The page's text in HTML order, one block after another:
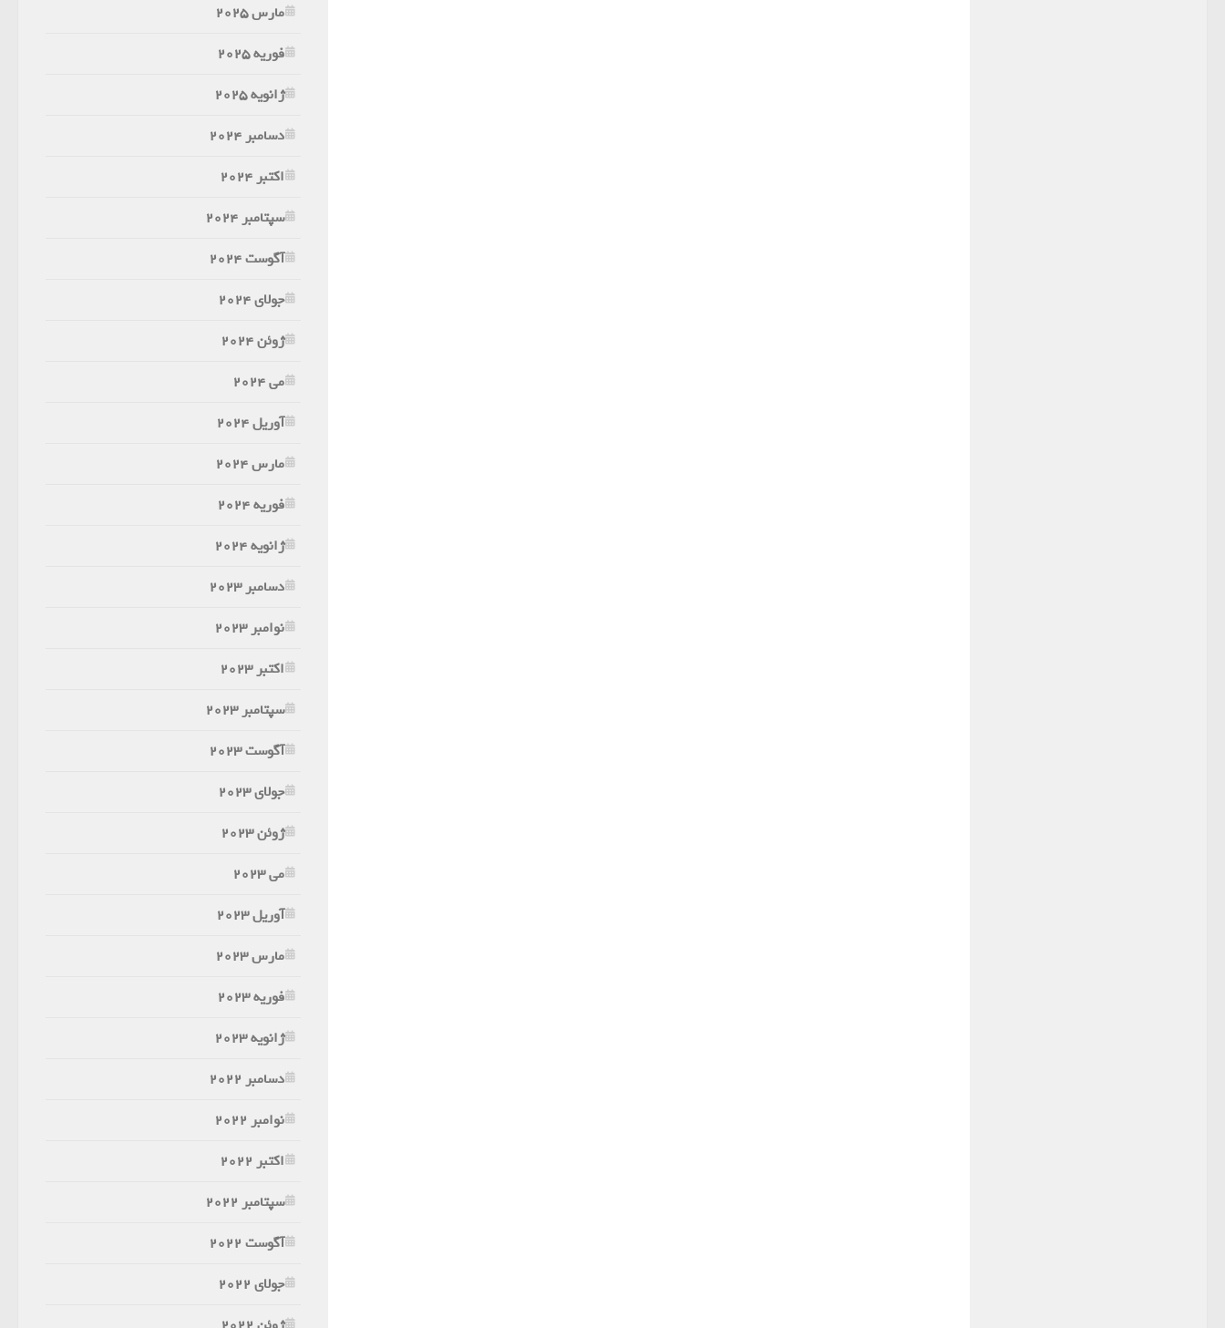
مارس 2025
فوریه 2025
ژانویه 2025
دسامبر 2024
اکتبر 2024
سپتامبر 2024
آگوست 2024
جولای 2024
ژوئن 2024
می 2024
آوریل 2024
مارس 2024
فوریه 2024
ژانویه 2024
دسامبر 2023
نوامبر 2023
اکتبر 2023
سپتامبر 2023
آگوست 2023
جولای 2023
ژوئن 2023
می 2023
آوریل 2023
مارس 2023
فوریه 2023
ژانویه 2023
دسامبر 2022
نوامبر 2022
اکتبر 2022
سپتامبر 2022
آگوست 2022
جولای 2022